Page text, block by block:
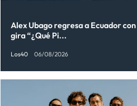
Alex Ubago regresa a Ecuador con
gira “¿Qué Pi...
Los40 06/08/2026